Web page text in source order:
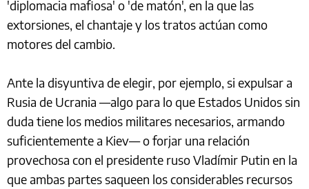
'diplomacia mafiosa' o 'de matón', en la que las
extorsiones, el chantaje y los tratos actúan como
motores del cambio.
Ante la disyuntiva de elegir, por ejemplo, si expulsar a
Rusia de Ucrania —algo para lo que Estados Unidos sin
duda tiene los medios militares necesarios, armando
suficientemente a Kiev— o forjar una relación
provechosa con el presidente ruso Vladímir Putin en la
que ambas partes saqueen los considerables recursos